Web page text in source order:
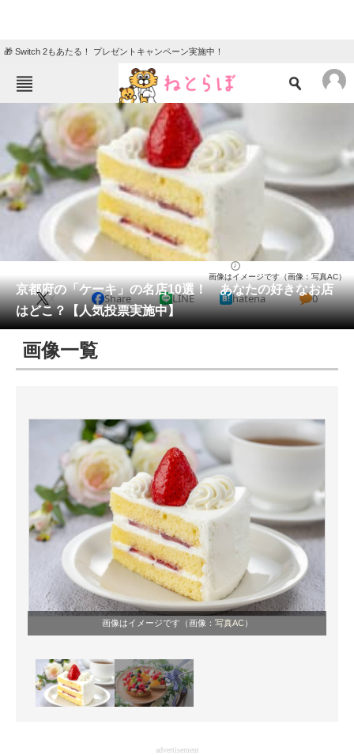
🎁 Switch 2もあたる！ プレゼントキャンペーン実施中！
ねとらぼメニュー
ニュース
エンタメ クイズ
グルメ 地域
教育・育児
リサーチ
会員記事
メディア
注目記事を集めた総合ページ
スマホと通信の最新トレンド
進化するPCとデバイスの未来
好きが集まる 比べて選べる
ビジネスと働き方のヒント
AI活用のいまが分かる
企業ITのトレンドを詳説
経営リーダーのコミュニティ
マーケ×ITの今がよく分かる
ITエンジニア向け専門サイト
京都府の「ケーキ」の名店10選！ あなたの好きなお店
はどこ？【人気投票実施中】
画像はイメージです（画像：写真AC）
X Share LINE hatena 0
画像一覧
画像はイメージです（画像： 写真AC）
advertisement